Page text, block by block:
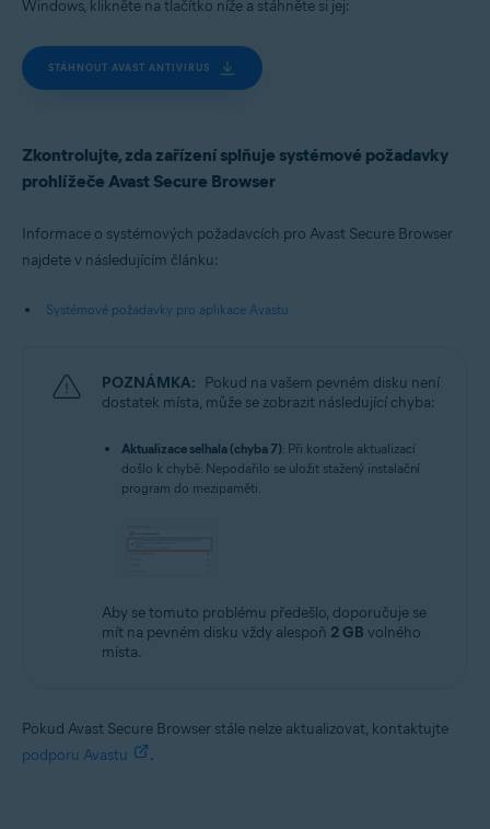
Windows, klikněte na tlačítko níže a stáhněte si jej:
STÁHNOUT AVAST ANTIVIRUS
Zkontrolujte, zda zařízení splňuje systémové požadavky
prohlížeče Avast Secure Browser
Informace o systémových požadavcích pro Avast Secure Browser
najdete v následujícím článku:
Systémové požadavky pro aplikace Avastu
POZNÁMKA: Pokud na vašem pevném disku není
dostatek místa, může se zobrazit následující chyba:
Aktualizace selhala (chyba 7): Při kontrole aktualizací
došlo k chybě: Nepodařilo se uložit stažený instalační
program do mezipaměti.
Aby se tomuto problému předešlo, doporučuje se
mít na pevném disku vždy alespoň 2 GB volného
místa.
Pokud Avast Secure Browser stále nelze aktualizovat, kontaktujte
podporu Avastu
.